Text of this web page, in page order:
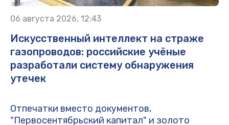
06 августа 2026, 12:43
Искусственный интеллект на страже
газопроводов: российские учёные
разработали систему обнаружения
утечек
Отпечатки вместо документов,
"Первосентябрьский капитал" и золото